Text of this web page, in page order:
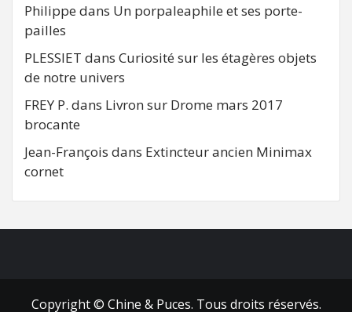
Philippe dans Un porpaleaphile et ses porte-
pailles
PLESSIET dans Curiosité sur les étagères objets
de notre univers
FREY P. dans Livron sur Drome mars 2017
brocante
Jean-François dans Extincteur ancien Minimax
cornet
Copyright © Chine & Puces. Tous droits réservés.